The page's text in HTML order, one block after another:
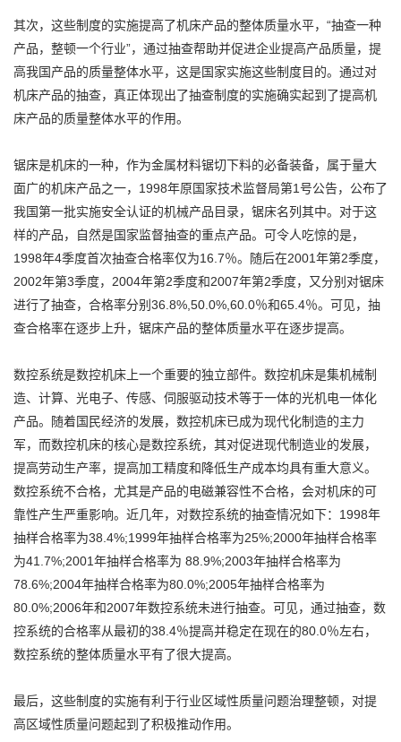
其次，这些制度的实施提高了机床产品的整体质量水平，“抽查一种
产品，整顿一个行业”，通过抽查帮助并促进企业提高产品质量，提
高我国产品的质量整体水平，这是国家实施这些制度目的。通过对
机床产品的抽查，真正体现出了抽查制度的实施确实起到了提高机
床产品的质量整体水平的作用。
锯床是机床的一种，作为金属材料锯切下料的必备装备，属于量大
面广的机床产品之一，1998年原国家技术监督局第1号公告，公布了
我国第一批实施安全认证的机械产品目录，锯床名列其中。对于这
样的产品，自然是国家监督抽查的重点产品。可令人吃惊的是，
1998年4季度首次抽查合格率仅为16.7％。随后在2001年第2季度，
2002年第3季度，2004年第2季度和2007年第2季度，又分别对锯床
进行了抽查，合格率分别36.8%,50.0%,60.0％和65.4％。可见，抽
查合格率在逐步上升，锯床产品的整体质量水平在逐步提高。
数控系统是数控机床上一个重要的独立部件。数控机床是集机械制
造、计算、光电子、传感、伺服驱动技术等于一体的光机电一体化
产品。随着国民经济的发展，数控机床已成为现代化制造的主力
军，而数控机床的核心是数控系统，其对促进现代制造业的发展，
提高劳动生产率，提高加工精度和降低生产成本均具有重大意义。
数控系统不合格，尤其是产品的电磁兼容性不合格，会对机床的可
靠性产生严重影响。近几年，对数控系统的抽查情况如下：1998年
抽样合格率为38.4%;1999年抽样合格率为25%;2000年抽样合格率
为41.7%;2001年抽样合格率为 88.9%;2003年抽样合格率为
78.6%;2004年抽样合格率为80.0%;2005年抽样合格率为
80.0%;2006年和2007年数控系统未进行抽查。可见，通过抽查，数
控系统的合格率从最初的38.4％提高并稳定在现在的80.0％左右，
数控系统的整体质量水平有了很大提高。
最后，这些制度的实施有利于行业区域性质量问题治理整顿，对提
高区域性质量问题起到了积极推动作用。